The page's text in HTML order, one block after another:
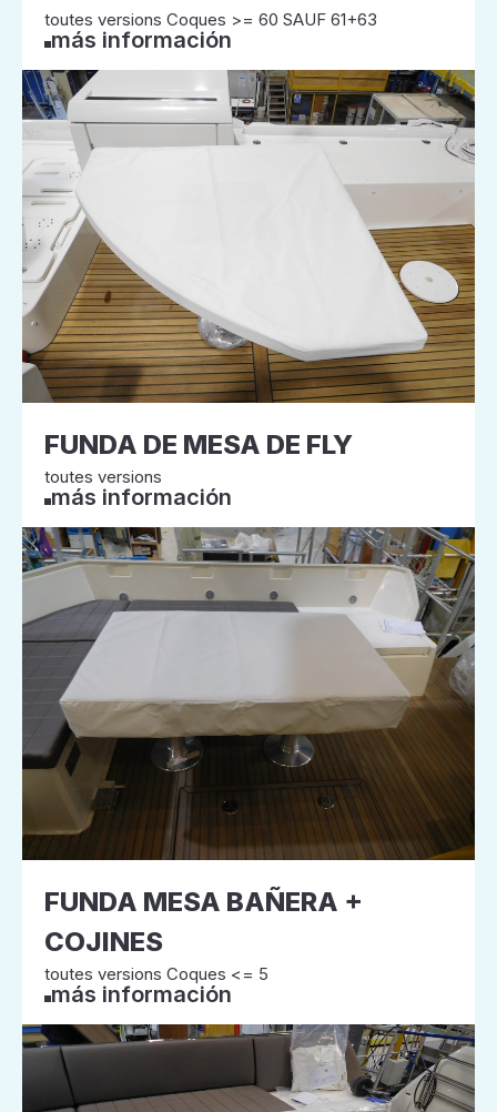
toutes versions Coques >= 60 SAUF 61+63
más información
FUNDA DE MESA DE FLY
toutes versions
más información
FUNDA MESA BAÑERA +
COJINES
toutes versions Coques <= 5
más información